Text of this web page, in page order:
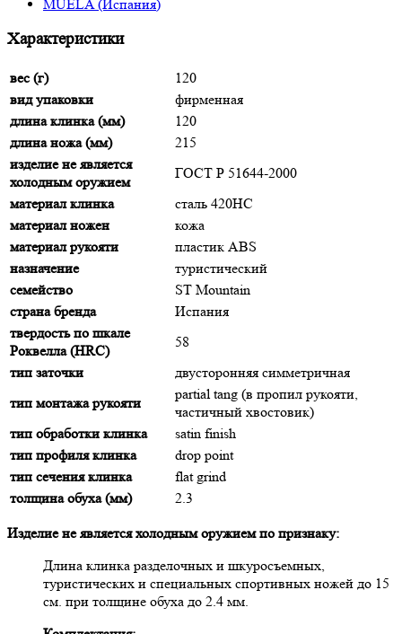
MUELA (Испания)
Характеристики
вес (г)
120
вид упаковки
фирменная
длина клинка (мм)
120
длина ножа (мм)
215
изделие не является
холодным оружием
ГОСТ Р 51644-2000
материал клинка
сталь 420HC
материал ножен
кожа
материал рукояти
пластик ABS
назначение
туристический
семейство
ST Mountain
страна бренда
Испания
твердость по шкале
Роквелла (HRC)
58
тип заточки
двусторонняя симметричная
тип монтажа рукояти
partial tang (в пропил рукояти,
частичный хвостовик)
тип обработки клинка
satin finish
тип профиля клинка
drop point
тип сечения клинка
flat grind
толщина обуха (мм)
2.3
Изделие не является холодным оружием по признаку:
Длина клинка разделочных и шкуросъемных,
туристических и специальных спортивных ножей до 15
см. при толщине обуха до 2.4 мм.